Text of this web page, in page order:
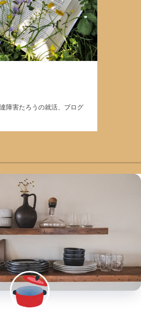
障害たろうの就活、ブログ